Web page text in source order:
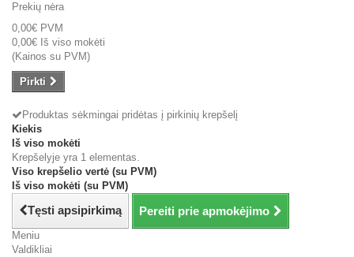
Prekių nėra
0,00€ PVM
0,00€ Iš viso mokėti
(Kainos su PVM)
Pirkti
Produktas sėkmingai pridėtas į pirkinių krepšelį
Kiekis
Iš viso mokėti
Krepšelyje yra 1 elementas.
Viso krepšelio vertė (su PVM)
Iš viso mokėti (su PVM)
Tęsti apsipirkimą Pereiti prie apmokėjimo
Meniu
Valdikliai